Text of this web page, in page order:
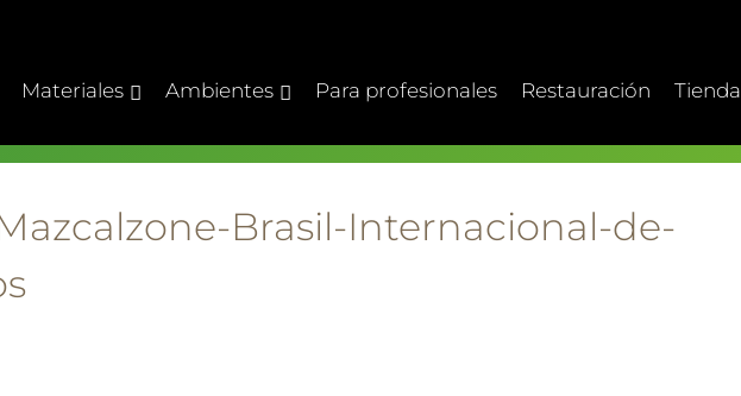
Materiales Ambientes Para profesionales Restauración Tienda
Brasil-Internacional-de-